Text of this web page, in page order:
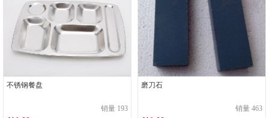
不锈钢餐盘
销量 193
磨刀石
销量 463